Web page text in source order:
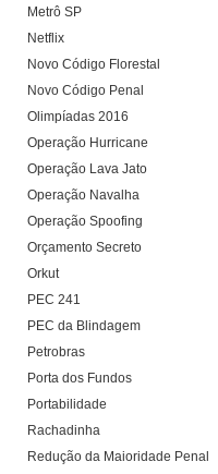
Metrô SP
Netflix
Novo Código Florestal
Novo Código Penal
Olimpíadas 2016
Operação Hurricane
Operação Lava Jato
Operação Navalha
Operação Spoofing
Orçamento Secreto
Orkut
PEC 241
PEC da Blindagem
Petrobras
Porta dos Fundos
Portabilidade
Rachadinha
Redução da Maioridade Penal